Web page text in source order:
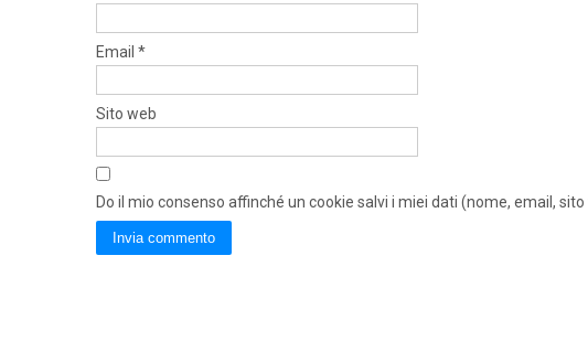
Email *
Sito web
Do il mio consenso affinché un cookie salvi i miei dati (nome, email,